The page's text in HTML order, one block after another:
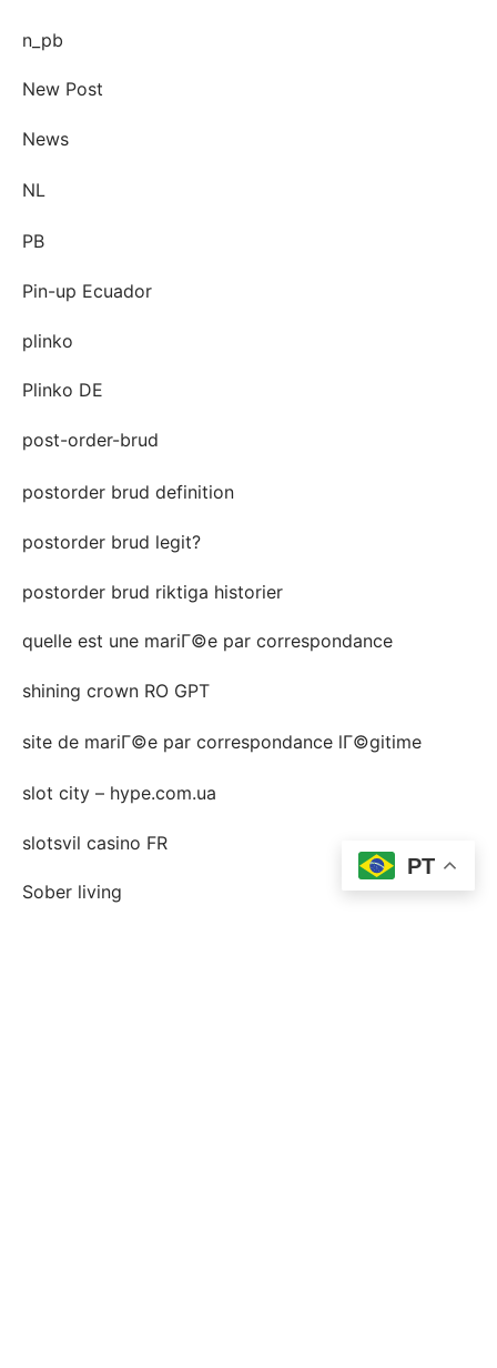
n_pb
New Post
News
NL
PB
Pin-up Ecuador
plinko
Plinko DE
post-order-brud
postorder brud definition
postorder brud legit?
postorder brud riktiga historier
quelle est une mariГ©e par correspondance
shining crown RO GPT
site de mariГ©e par correspondance lГ©gitime
slot city – hype.com.ua
slotsvil casino FR
Sober living
PT